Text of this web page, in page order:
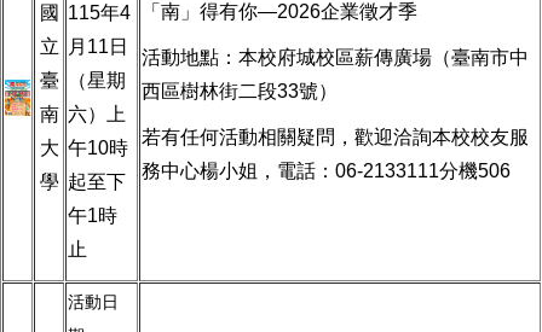
國
立
臺
南
大
學
115年4
月 11 日
（星期
六）上
午10時
起至下
午1時
止
「南」得有你—2026企業徵才季
活動地點： 本校府城校區薪傳廣場（臺南市中
西區樹林街二段33號）
若有任何活動相關疑問，歡迎洽詢本校校友服
務中心楊小姐，電話： 06-2133111分機506
活動日